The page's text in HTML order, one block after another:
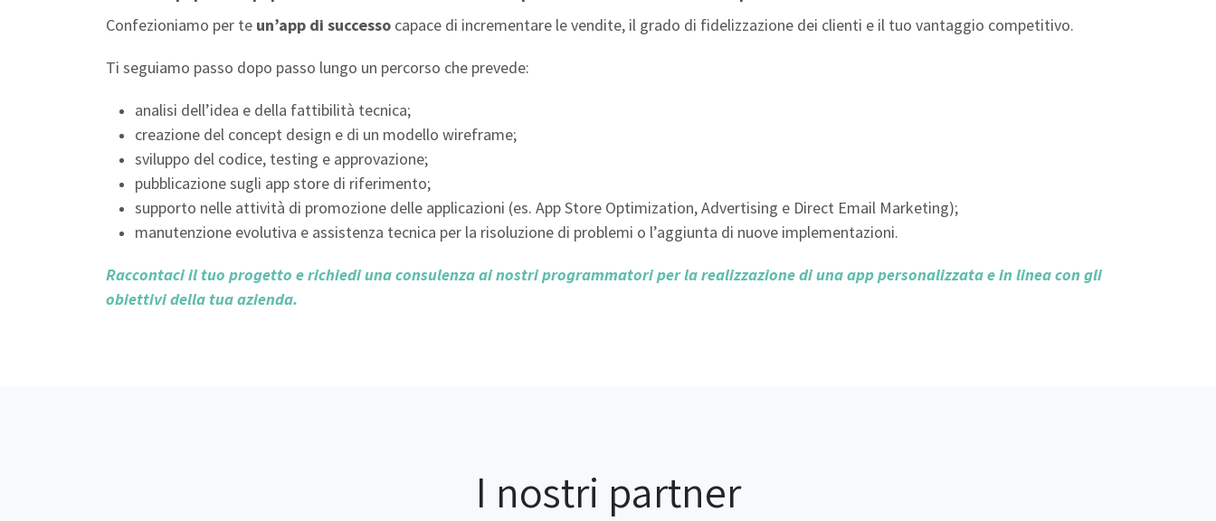
Confezioniamo per te un’app di successo capace di incrementare le vendite, il grado di fidelizzazione dei clienti e il tuo vantaggio competitivo.
Ti seguiamo passo dopo passo lungo un percorso che prevede:
analisi dell’idea e della fattibilità tecnica;
creazione del concept design e di un modello wireframe;
sviluppo del codice, testing e approvazione;
pubblicazione sugli app store di riferimento;
supporto nelle attività di promozione delle applicazioni (es. App Store Optimization, Advertising e Direct Email Marketing);
manutenzione evolutiva e assistenza tecnica per la risoluzione di problemi o l’aggiunta di nuove implementazioni.
Raccontaci il tuo progetto e richiedi una consulenza ai nostri programmatori per la realizzazione di una app personalizzata e in linea con gli
obiettivi della tua azienda.
I nostri partner